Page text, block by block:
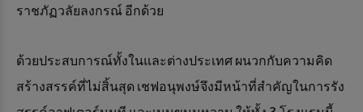
ราชภัฏวลัยลงกรณ์ อีกด้วย
ด้วยประสบการณ์ทั้งในและต่างประเทศ ผนวกกับความคิด
สร้างสรรค์ที่ไม่สิ้นสุด เชฟอนุพงษ์จึงมีหน้าที่สำคัญในการรัง